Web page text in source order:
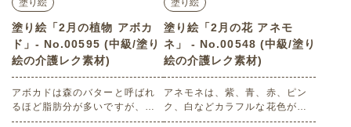
塗り絵「2月の植物 アボカ
ド」- No.00595 (中級/塗り
絵の介護レク素材)
アボカドは森のバターと呼ばれ
るほど脂肪分が多いですが、こ
の脂が健康によいとされていま
塗り絵「2月の花 アネモ
ネ」 - No.00548 (中級/塗り
絵の介護レク素材)
アネモネは、紫、青、赤、ピン
ク、白などカラフルな花色が特
徴です。 塗り絵を楽しみましょ